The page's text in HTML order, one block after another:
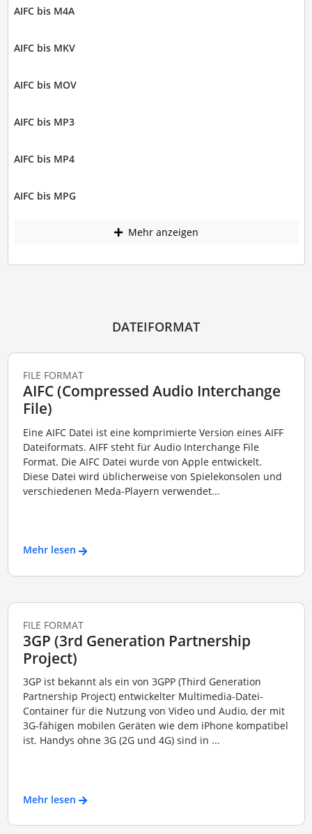
AIFC bis M4A
AIFC bis MKV
AIFC bis MOV
AIFC bis MP3
AIFC bis MP4
AIFC bis MPG
Mehr anzeigen
DATEIFORMAT
FILE FORMAT
AIFC (Compressed Audio Interchange
File)
Eine AIFC Datei ist eine komprimierte Version eines AIFF
Dateiformats. AIFF steht für Audio Interchange File
Format. Die AIFC Datei wurde von Apple entwickelt.
Diese Datei wird üblicherweise von Spielekonsolen und
verschiedenen Meda-Playern verwendet...
Mehr lesen
FILE FORMAT
3GP (3rd Generation Partnership
Project)
3GP ist bekannt als ein von 3GPP (Third Generation
Partnership Project) entwickelter Multimedia-Datei-
Container für die Nutzung von Video und Audio, der mit
3G-fähigen mobilen Geräten wie dem iPhone kompatibel
ist. Handys ohne 3G (2G und 4G) sind in ...
Mehr lesen